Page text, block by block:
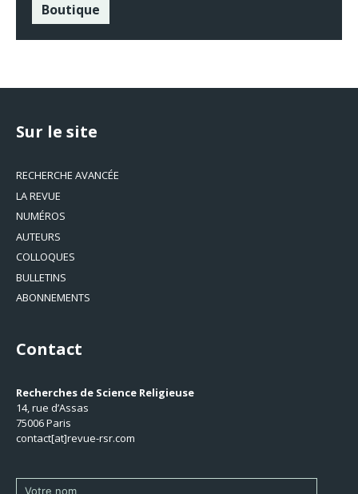
Boutique
Sur le site
RECHERCHE AVANCÉE
LA REVUE
NUMÉROS
AUTEURS
COLLOQUES
BULLETINS
ABONNEMENTS
Contact
Recherches de Science Religieuse
14, rue d’Assas
75006 Paris
contact[at]revue-rsr.com